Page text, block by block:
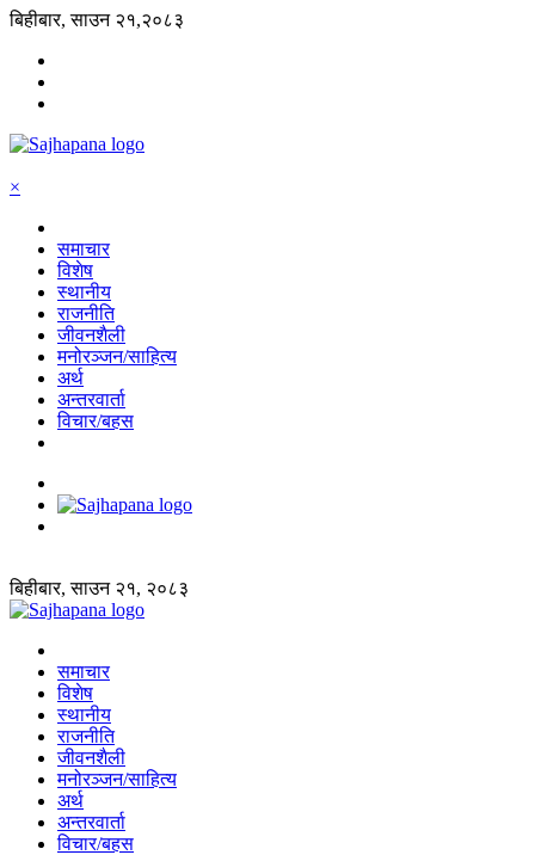
बिहीबार, साउन २१,२०८३
×
समाचार
विशेष
स्थानीय
राजनीति
जीवनशैली
मनोरञ्जन/साहित्य
अर्थ
अन्तरवार्ता
विचार/बहस
बिहीबार, साउन २१, २०८३
समाचार
विशेष
स्थानीय
राजनीति
जीवनशैली
मनोरञ्जन/साहित्य
अर्थ
अन्तरवार्ता
विचार/बहस